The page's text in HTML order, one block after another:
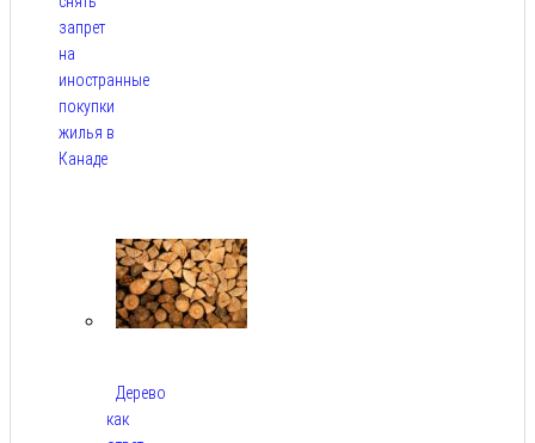
запрет
на
иностранные
покупки
жилья в
Канаде
Дерево
как